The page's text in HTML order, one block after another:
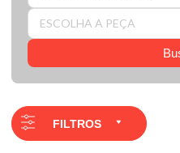
ESCOLHA A PEÇA
FILTROS